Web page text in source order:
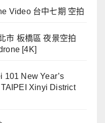
Video 台中七期 空拍
市 板橋區 夜景空拍
[4K]
101 New Year’s
Xinyi District